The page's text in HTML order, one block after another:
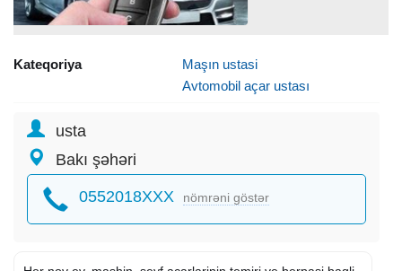
Kateqoriya
Maşın ustasi
Avtomobil açar ustası
usta
Bakı şəhəri
0552018XXX nömrəni göstər